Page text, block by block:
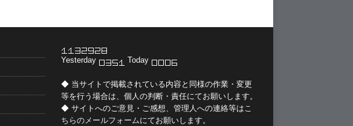
Yesterday Today
◆ 当サイトで掲載されている内容と同様の作業・変更
等を行う場合は、個人の判断・責任にてお願いします。
◆ サイトへのご意見・ご感想、管理人への連絡等はこ
ちらのメールフォームにてお願いします。